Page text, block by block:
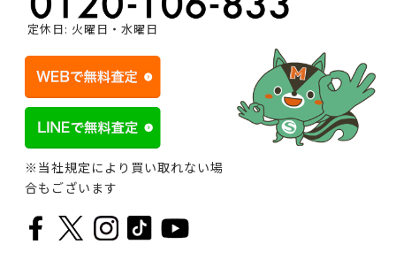
定休日: 火曜日・水曜日
※当社規定により買い取れない場
合もございます